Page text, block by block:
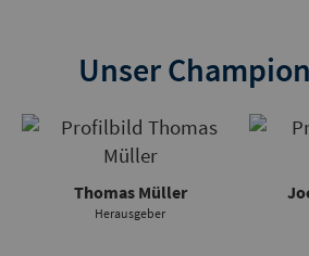
Unser
Thomas Müller
Herausgeber